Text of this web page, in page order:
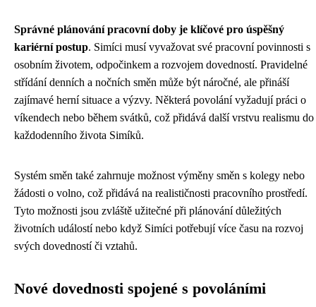
Správné plánování pracovní doby je klíčové pro úspěšný
kariérní postup. Simíci musí vyvažovat své pracovní povinnosti s
osobním životem, odpočinkem a rozvojem dovedností. Pravidelné
střídání denních a nočních směn může být náročné, ale přináší
zajímavé herní situace a výzvy. Některá povolání vyžadují práci o
víkendech nebo během svátků, což přidává další vrstvu realismu do
každodenního života Simíků.
Systém směn také zahrnuje možnost výměny směn s kolegy nebo
žádosti o volno, což přidává na realističnosti pracovního prostředí.
Tyto možnosti jsou zvláště užitečné při plánování důležitých
životních událostí nebo když Simíci potřebují více času na rozvoj
svých dovedností či vztahů.
Nové dovednosti spojené s povoláními